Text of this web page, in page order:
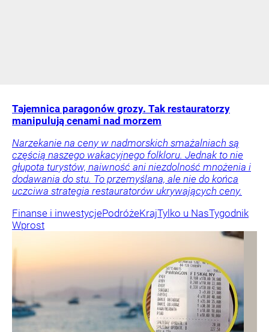
Tajemnica paragonów grozy. Tak restauratorzy
manipulują cenami nad morzem
Narzekanie na ceny w nadmorskich smażalniach są
częścią naszego wakacyjnego folkloru. Jednak to nie
głupota turystów, naiwność ani niezdolność mnożenia i
dodawania do stu. To przemyślana, ale nie do końca
uczciwa strategia restauratorów ukrywających ceny.
Finanse i inwestycjePodróżeKrajTylko u NasTygodnik
Wprost